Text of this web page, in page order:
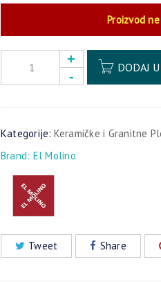
Proizvod
DODAJ
Kategorije: Keramičke i Granitne
Brand: El Molino
Tweet Share